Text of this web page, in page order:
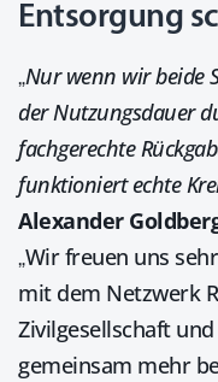
Entsorgung
„Nur wenn wir beide
der Nutzungsdauer
fachgerechte
funktioniert echte
Alexander
„Wir freuen uns
mit dem Netzwerk
Zivilgesellschaft
gemeinsam mehr